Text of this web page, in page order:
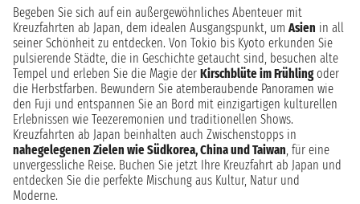
Begeben Sie sich auf ein außergewöhnliches Abenteuer mit
Kreuzfahrten ab Japan, dem idealen Ausgangspunkt, um Asien in all
seiner Schönheit zu entdecken. Von Tokio bis Kyoto erkunden Sie
pulsierende Städte, die in Geschichte getaucht sind, besuchen alte
Tempel und erleben Sie die Magie der Kirschblüte im Frühlingoder
die Herbstfarben. Bewundern Sie atemberaubende Panoramen wie
den Fuji und entspannen Sie an Bord mit einzigartigen kulturellen
Erlebnissen wie Teezeremonien und traditionellen Shows.
Kreuzfahrten ab Japan beinhalten auch Zwischenstopps in
nahegelegenen Zielen wie Südkorea, China und Taiwan, für eine
unvergessliche Reise. Buchen Sie jetzt Ihre Kreuzfahrt ab Japan und
entdecken Sie die perfekte Mischung aus Kultur, Natur und
Moderne.